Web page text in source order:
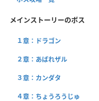
メインストーリーのボス
１章：ドラゴン
２章：あばれザル
３章：カンダタ
４章：ちょうろうじゅ